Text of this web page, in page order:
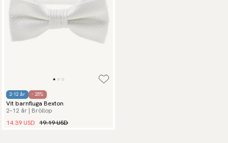
2-12 år - 25%
Vit barnfluga Bexton
2–12 år | Bröllop
14.39 USD 19.19 USD